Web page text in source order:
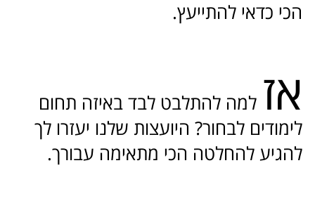
הכי כדאי להתייעץ.
אז למה להתלבט לבד באיזה תחום
לימודים לבחור? היועצות שלנו יעזרו לך
להגיע להחלטה הכי מתאימה עבורך.